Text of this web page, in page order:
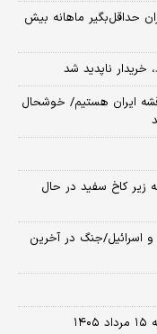
حداقل‌بگیر ماهانه بیش
ایران هستیم/ خوشحال
زیر کاخ سفید در حال
و اسرائیل/جنگ در آخرین